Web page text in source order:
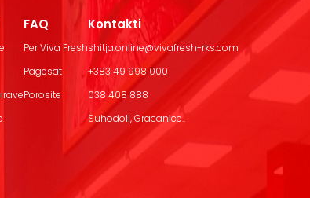
FAQ
Per Viva Fresh
Pagesat
Porosite
Kontakti
shitja.online@vivafresh-rks.com
+383 49 998 000
038 408 888
Suhodoll, Gracanice..